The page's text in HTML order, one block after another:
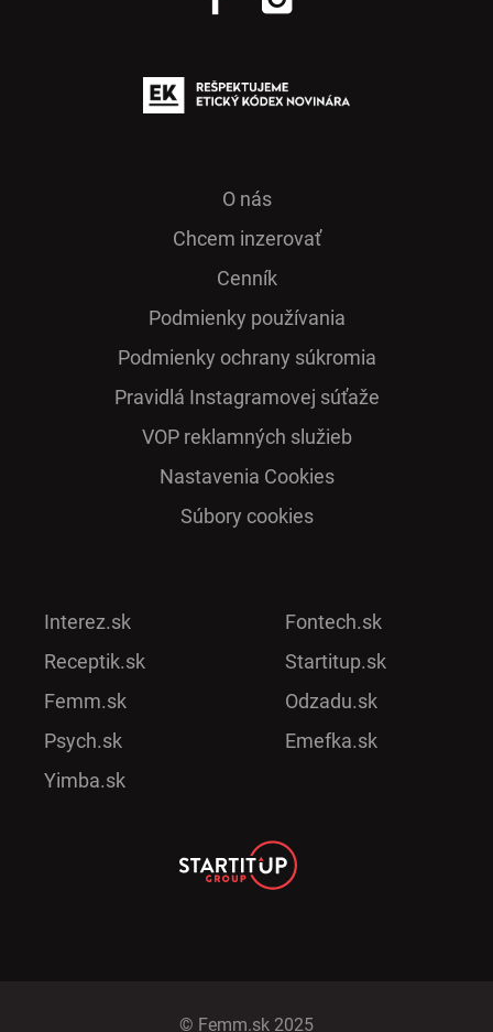
O nás
Chcem inzerovať
Cenník
Podmienky používania
Podmienky ochrany súkromia
Pra­vidlá Ins­ta­gra­mo­vej sú­ťaže
VOP reklamných služieb
Nastavenia Cookies
Súbory cookies
Interez.sk
Receptik.sk
Femm.sk
Psych.sk
Yimba.sk
Fontech.sk
Startitup.sk
Odzadu.sk
Emefka.sk
© Femm.sk 2025